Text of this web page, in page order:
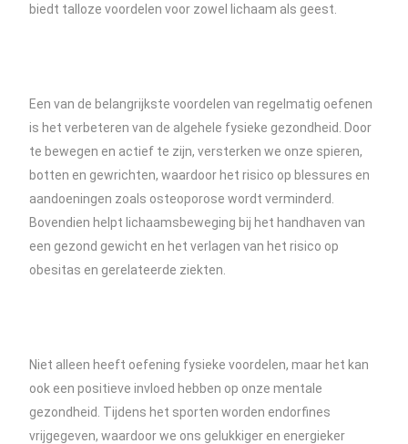
biedt talloze voordelen voor zowel lichaam als geest.
Een van de belangrijkste voordelen van regelmatig oefenen
is het verbeteren van de algehele fysieke gezondheid. Door
te bewegen en actief te zijn, versterken we onze spieren,
botten en gewrichten, waardoor het risico op blessures en
aandoeningen zoals osteoporose wordt verminderd.
Bovendien helpt lichaamsbeweging bij het handhaven van
een gezond gewicht en het verlagen van het risico op
obesitas en gerelateerde ziekten.
Niet alleen heeft oefening fysieke voordelen, maar het kan
ook een positieve invloed hebben op onze mentale
gezondheid. Tijdens het sporten worden endorfines
vrijgegeven, waardoor we ons gelukkiger en energieker